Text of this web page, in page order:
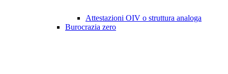
Attestazioni OIV o struttura analoga
Burocrazia zero